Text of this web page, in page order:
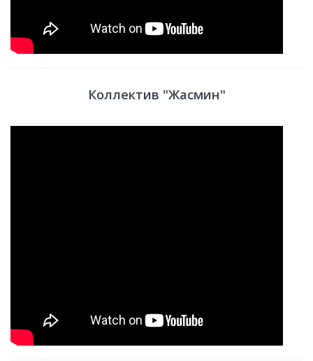
Коллектив "Жасмин"